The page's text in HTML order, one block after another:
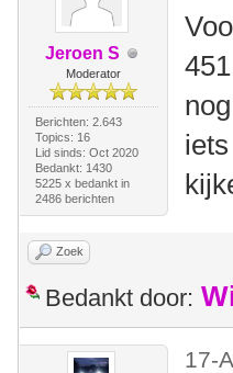
Jeroen S
Moderator
Berichten: 2.643
Topics: 16
Lid sinds: Oct 2020
Bedankt: 1430
5225 x bedankt in
2486 berichten
Zoek
Bedankt door:
17-